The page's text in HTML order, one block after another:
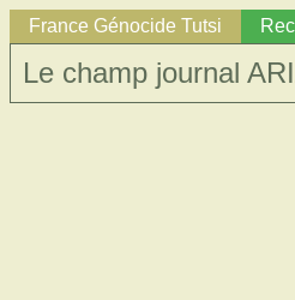
France Génocide Tutsi
Le champ journal